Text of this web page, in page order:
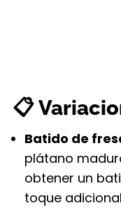
📋
Batido de
plátano
obtener un
toque